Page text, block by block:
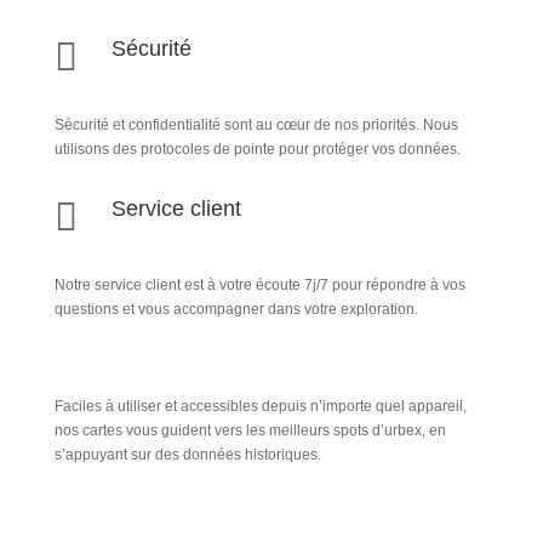
 Sécurité
Sécurité et confidentialité sont au cœur de nos priorités. Nous
utilisons des protocoles de pointe pour protéger vos données.
 Service client
Notre service client est à votre écoute 7j/7 pour répondre à vos
questions et vous accompagner dans votre exploration.
Faciles à utiliser et accessibles depuis n’importe quel appareil,
nos cartes vous guident vers les meilleurs spots d’urbex, en
s’appuyant sur des données historiques.